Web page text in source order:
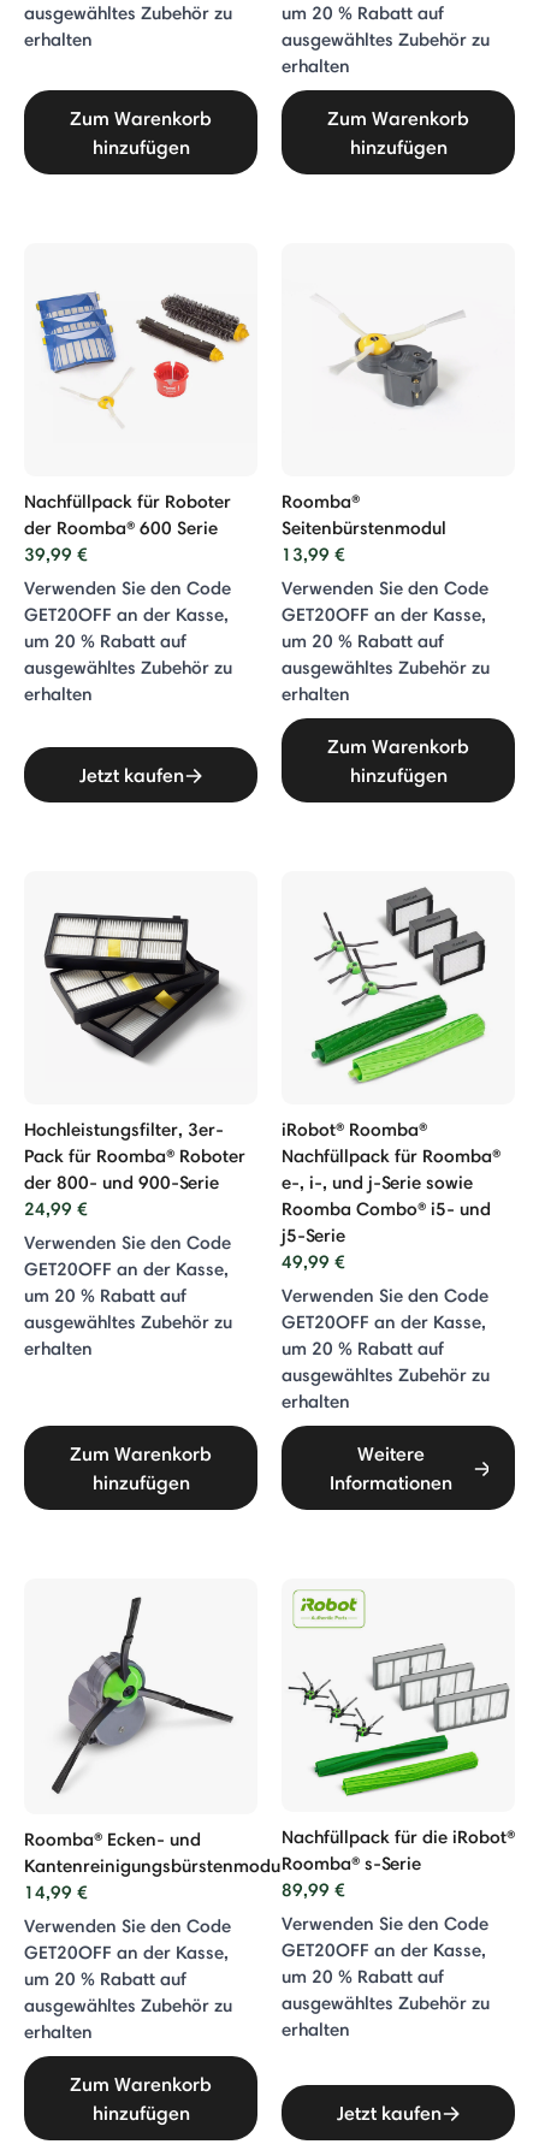
ausgewähltes Zubehör zu
erhalten
Zum Warenkorb
hinzufügen
um 20 % Rabatt auf
ausgewähltes Zubehör zu
erhalten
Zum Warenkorb
hinzufügen
Nachfüllpack für Roboter
der Roomba® 600 Serie
39,99 €
Verwenden Sie den Code
GET20OFF an der Kasse,
um 20 % Rabatt auf
ausgewähltes Zubehör zu
erhalten
Jetzt kaufen
Roomba®
Seitenbürstenmodul
13,99 €
Verwenden Sie den Code
GET20OFF an der Kasse,
um 20 % Rabatt auf
ausgewähltes Zubehör zu
erhalten
Zum Warenkorb
hinzufügen
Hochleistungsfilter, 3er-
Pack für Roomba® Roboter
der 800- und 900-Serie
24,99 €
Verwenden Sie den Code
GET20OFF an der Kasse,
um 20 % Rabatt auf
ausgewähltes Zubehör zu
erhalten
Zum Warenkorb
hinzufügen
iRobot® Roomba®
Nachfüllpack für Roomba®
e-, i-, und j-Serie sowie
Roomba Combo® i5- und
j5-Serie
49,99 €
Verwenden Sie den Code
GET20OFF an der Kasse,
um 20 % Rabatt auf
ausgewähltes Zubehör zu
erhalten
Weitere
Informationen
Roomba® Ecken- und
Kantenreinigungsbürstenmodul
14,99 €
Verwenden Sie den Code
GET20OFF an der Kasse,
um 20 % Rabatt auf
ausgewähltes Zubehör zu
erhalten
Zum Warenkorb
hinzufügen
Nachfüllpack für die iRobot®
Roomba® s-Serie
89,99 €
Verwenden Sie den Code
GET20OFF an der Kasse,
um 20 % Rabatt auf
ausgewähltes Zubehör zu
erhalten
Jetzt kaufen